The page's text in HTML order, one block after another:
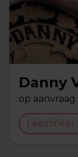
Danny
op aanvraag
Lees meer